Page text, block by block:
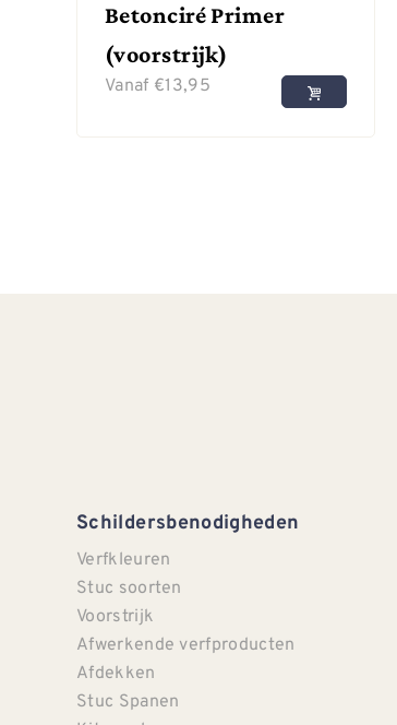
Betonciré Primer
(voorstrijk)
Vanaf €13,95
Schildersbenodigheden
Verfkleuren
Stuc soorten
Voorstrijk
Afwerkende verfproducten
Afdekken
Stuc Spanen